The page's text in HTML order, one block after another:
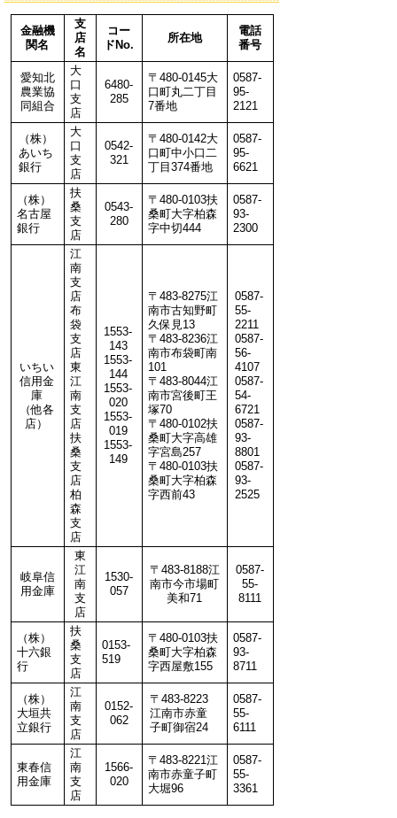
金融機
関名
支
店
名
コー
ドNo.
所在地
電話
番号
愛知北
農業協
同組合
大
口
支
店
6480-
285
〒480-0145大
口町丸二丁目
7番地
0587-
95-
2121
（株）
あいち
銀行
大
口
支
店
0542-
321
〒480-0142大
口町中小口二
丁目374番地
0587-
95-
6621
（株）
名古屋
銀行
扶
桑
支
店
0543-
280
〒480-0103扶
桑町大字柏森
字中切444
0587-
93-
2300
いちい
信用金
庫
（他各
店）
江
南
支
店
布
袋
支
店
東
江
南
支
店
扶
桑
支
店
柏
森
支
店
1553-
143
1553-
144
1553-
020
1553-
019
1553-
149
〒483-8275江
南市古知野町
久保見13
〒483-8236江
南市布袋町南
101
〒483-8044江
南市宮後町王
塚70
〒480-0102扶
桑町大字高雄
字宮島257
〒480-0103扶
桑町大字柏森
字西前43
0587-
55-
2211
0587-
56-
4107
0587-
54-
6721
0587-
93-
8801
0587-
93-
2525
岐阜信
用金庫
東
江
南
支
店
1530-
057
〒483-8188江
南市今市場町
美和71
0587-
55-
8111
（株）
十六銀
行
扶
桑
支
店
0153-
519
〒480-0103扶
桑町大字柏森
字西屋敷155
0587-
93-
8711
（株）
大垣共
立銀行
江
南
支
店
0152-
062
〒483-8223
江南市赤童
子町御宿24
0587-
55-
6111
東春信
用金庫
江
南
支
店
1566-
020
〒483-8221江
南市赤童子町
大堀96
0587-
55-
3361